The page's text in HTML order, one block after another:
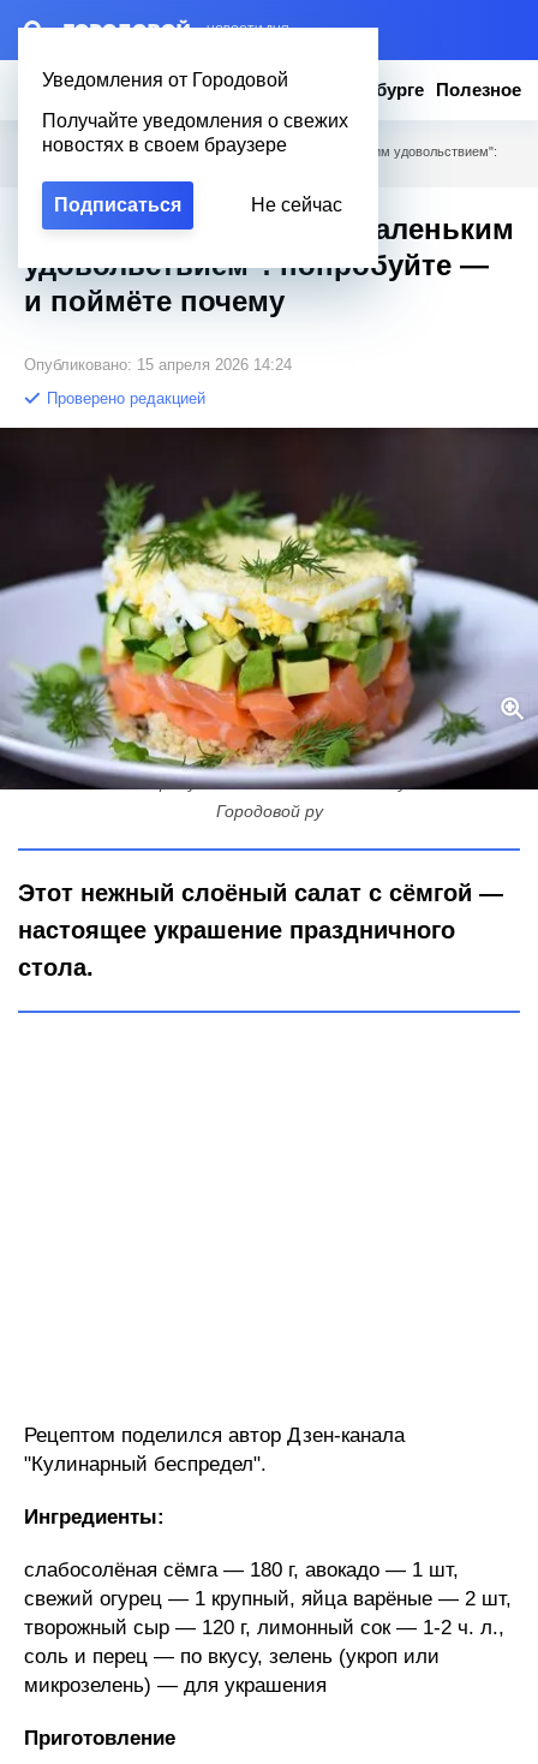
– НОВОСТИ ДНЯ
Уведомления от Городовой
Получайте уведомления о свежих
новостях в своем браузере
Подписаться Не сейчас
Новости Эксклюзив Вопросы о Петербурге Полезное
Городовой Полезное / Этот салат называют "маленьким удовольствием":
Этот салат называют "маленьким
удовольствием": попробуйте —
и поймёте почему
Опубликовано: 15 апреля 2026 14:24
Проверено редакцией
Этот салат называют "маленьким удовольствием":
попробуйте — и поймёте почему
Городовой ру
Этот нежный слоёный салат с сёмгой —
настоящее украшение праздничного
стола.
Рецептом поделился автор Дзен-канала
"Кулинарный беспредел".
Ингредиенты:
слабосолёная сёмга — 180 г, авокадо — 1 шт,
свежий огурец — 1 крупный, яйца варёные — 2 шт,
творожный сыр — 120 г, лимонный сок — 1-2 ч. л.,
соль и перец — по вкусу, зелень (укроп или
микрозелень) — для украшения
Приготовление